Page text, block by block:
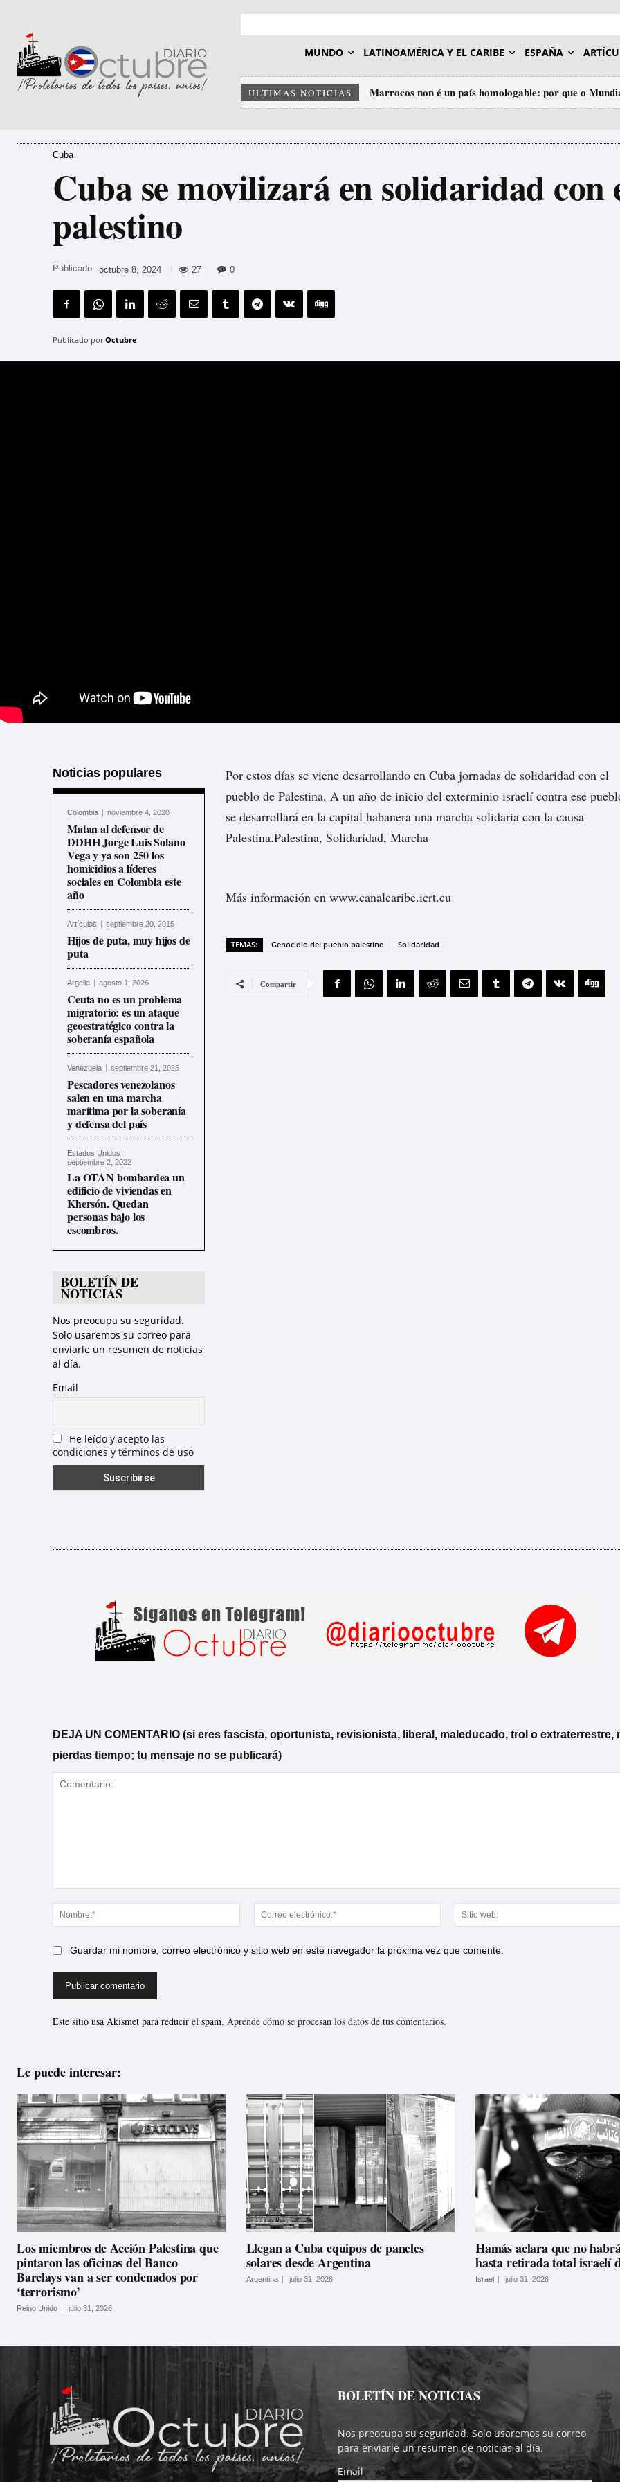
MUNDO LATINOAMÉRICA Y EL CARIBE ESPAÑA
ULTIMAS NOTICIAS
Marrocos non é un país homologable: por que o
insulto ao deporte.
Palestina e o Sáhara: a mesma cadea, dous eslavóns.
Cuba
Cuba se movilizará en solidaridad con
palestino
Publicado: octubre 8, 2024 27 0
Publicado por Octubre
Noticias populares
Colombia noviembre 4, 2020
Matan al defensor de
DDHH Jorge Luis Solano
Vega y ya son 250 los
homicidios a líderes
sociales en Colombia este
año
Artículos septiembre 20, 2015
Hijos de puta, muy hijos de
puta
Argelia agosto 1, 2026
Ceuta no es un problema
migratorio: es un ataque
geoestratégico contra la
soberanía española
Venezuela septiembre 21, 2025
Pescadores venezolanos
salen en una marcha
marítima por la soberanía
y defensa del país
Estados Unidos
septiembre 2, 2022
La OTAN bombardea un
edificio de viviendas en
Khersón. Quedan
personas bajo los
escombros.
BOLETÍN DE
NOTICIAS
Nos preocupa su seguridad.
Solo usaremos su correo para
enviarle un resumen de noticias
al día.
Email
He leído y acepto las
condiciones y términos de uso
Por estos días se viene desarrollando en Cuba jornadas de solidaridad con el
pueblo de Palestina. A un año de inicio del exterminio israelí contra ese
se desarrollará en la capital habanera una marcha solidaria con la causa
Palestina.Palestina, Solidaridad, Marcha
Más información en www.canalcaribe.icrt.cu
TEMAS: Genocidio del pueblo palestino Solidaridad
Compartir
DEJA UN COMENTARIO (si eres fascista, oportunista, revisionista, liberal, maleducado, trol o extraterrestre,
pierdas tiempo; tu mensaje no se publicará)
Nombre:*
Correo
electrónico:*
Guardar mi nombre, correo electrónico y sitio web en este navegador la próxima vez que comente.
Este sitio usa Akismet para reducir el spam. Aprende cómo se procesan los datos de tus comentarios.
Le puede interesar:
Los miembros de Acción Palestina que
pintaron las oficinas del Banco
Barclays van a ser condenados por
‘terrorismo’
Reino Unido julio 31, 2026
Llegan a Cuba equipos de paneles
solares desde Argentina
Argentina julio 31, 2026
Hamás aclara que no
hasta retirada total israelí
Israel julio 31, 2026
BOLETÍN DE NOTICIAS
Nos preocupa su seguridad. Solo usaremos su correo
para enviarle un resumen de noticias al día.
Email